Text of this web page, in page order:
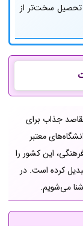
تحصیل سخت‌تر از
جذاب برای
معتبر
این کشور را
کرده است. در
می‌شویم.